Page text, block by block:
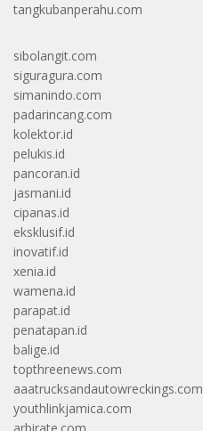
tangkubanperahu.com
sibolangit.com
siguragura.com
simanindo.com
padarincang.com
kolektor.id
pelukis.id
pancoran.id
jasmani.id
cipanas.id
eksklusif.id
inovatif.id
xenia.id
wamena.id
parapat.id
penatapan.id
balige.id
topthreenews.com
aaatrucksandautowreckings.com
youthlinkjamica.com